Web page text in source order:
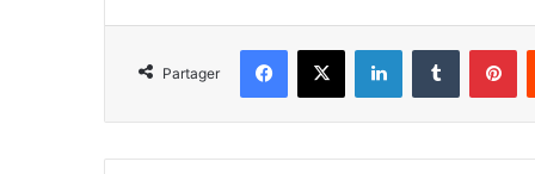
Partager
Facebook
X LinkedinTumblr